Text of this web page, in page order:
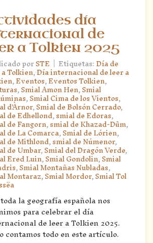
día
de
a Tolkien 2025
porSTE | Etiquetas:Día de
Tolkien,Día internacional de leer a
,Eventos,Eventos Tolkien,
,Smial Amon Hen,Smial
,Smial Cima de los Vientos,
d'Àrnor,Smial de Bolsón Cerrado,
de Edhellond,smial de Edoras,
de Fangorn,smial de Khazad-Dûm,
de La Comarca,Smial de Lórien,
de Mithlond,smial de Númenor,
de Umbar,Smial del Dragón Verde,
Ered Luin,Smial Gondolin,Smial
,Smial Montañas Nubladas,
Montaraz,Smial Mordor,Smial Tol
la geografía española nos
para celebrar el día
de leer a Tolkien 2025.
contamos todo en este artículo.